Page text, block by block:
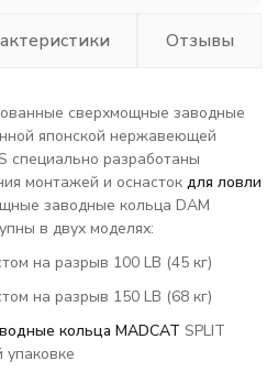
Отзывы
сверхмощные заводные
японской нержавеющей
специально разработаны
монтажей и оснасток для ловли
заводные кольца DAM
в двух моделях:
на разрыв 100 LB (45 кг)
на разрыв 150 LB (68 кг)
кольца MADCAT SPLIT
упаковке